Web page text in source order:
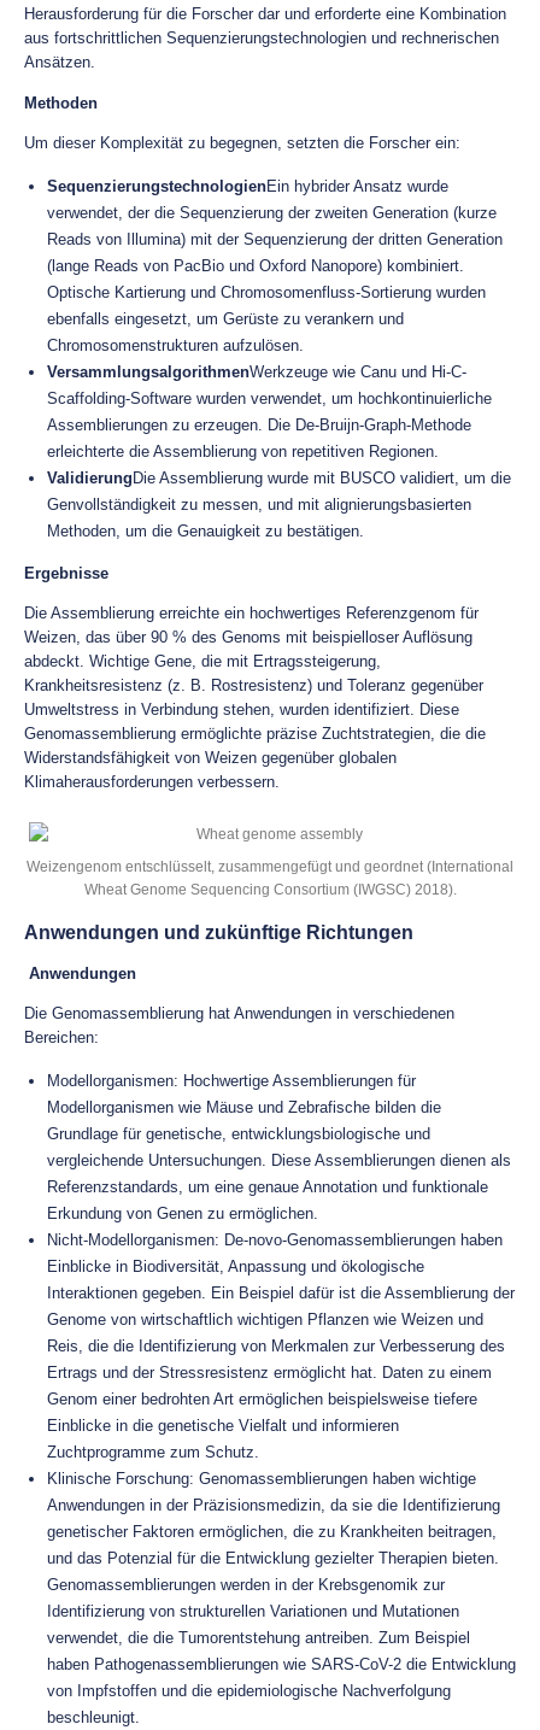
Herausforderung für die Forscher dar und erforderte eine Kombination
aus fortschrittlichen Sequenzierungstechnologien und rechnerischen
Ansätzen.
Methoden
Um dieser Komplexität zu begegnen, setzten die Forscher ein:
SequenzierungstechnologienEin hybrider Ansatz wurde
verwendet, der die Sequenzierung der zweiten Generation (kurze
Reads von Illumina) mit der Sequenzierung der dritten Generation
(lange Reads von PacBio und Oxford Nanopore) kombiniert.
Optische Kartierung und Chromosomenfluss-Sortierung wurden
ebenfalls eingesetzt, um Gerüste zu verankern und
Chromosomenstrukturen aufzulösen.
VersammlungsalgorithmenWerkzeuge wie Canu und Hi-C-
Scaffolding-Software wurden verwendet, um hochkontinuierliche
Assemblierungen zu erzeugen. Die De-Bruijn-Graph-Methode
erleichterte die Assemblierung von repetitiven Regionen.
Validierung Die Assemblierung wurde mit BUSCO validiert, um die
Genvollständigkeit zu messen, und mit alignierungsbasierten
Methoden, um die Genauigkeit zu bestätigen.
Ergebnisse
Die Assemblierung erreichte ein hochwertiges Referenzgenom für
Weizen, das über 90 % des Genoms mit beispielloser Auflösung
abdeckt. Wichtige Gene, die mit Ertragssteigerung,
Krankheitsresistenz (z. B. Rostresistenz) und Toleranz gegenüber
Umweltstress in Verbindung stehen, wurden identifiziert. Diese
Genomassemblierung ermöglichte präzise Zuchtstrategien, die die
Widerstandsfähigkeit von Weizen gegenüber globalen
Klimaherausforderungen verbessern.
Weizengenom entschlüsselt, zusammengefügt und geordnet (International
Wheat Genome Sequencing Consortium (IWGSC) 2018).
Anwendungen und zukünftige Richtungen
Anwendungen
Die Genomassemblierung hat Anwendungen in verschiedenen
Bereichen:
Modellorganismen: Hochwertige Assemblierungen für
Modellorganismen wie Mäuse und Zebrafische bilden die
Grundlage für genetische, entwicklungsbiologische und
vergleichende Untersuchungen. Diese Assemblierungen dienen als
Referenzstandards, um eine genaue Annotation und funktionale
Erkundung von Genen zu ermöglichen.
Nicht-Modellorganismen: De-novo-Genomassemblierungen haben
Einblicke in Biodiversität, Anpassung und ökologische
Interaktionen gegeben. Ein Beispiel dafür ist die Assemblierung der
Genome von wirtschaftlich wichtigen Pflanzen wie Weizen und
Reis, die die Identifizierung von Merkmalen zur Verbesserung des
Ertrags und der Stressresistenz ermöglicht hat. Daten zu einem
Genom einer bedrohten Art ermöglichen beispielsweise tiefere
Einblicke in die genetische Vielfalt und informieren
Zuchtprogramme zum Schutz.
Klinische Forschung: Genomassemblierungen haben wichtige
Anwendungen in der Präzisionsmedizin, da sie die Identifizierung
genetischer Faktoren ermöglichen, die zu Krankheiten beitragen,
und das Potenzial für die Entwicklung gezielter Therapien bieten.
Genomassemblierungen werden in der Krebsgenomik zur
Identifizierung von strukturellen Variationen und Mutationen
verwendet, die die Tumorentstehung antreiben. Zum Beispiel
haben Pathogenassemblierungen wie SARS-CoV-2 die Entwicklung
von Impfstoffen und die epidemiologische Nachverfolgung
beschleunigt.